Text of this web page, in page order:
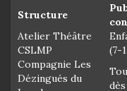
Structure
Atelier Théâtre
CSLMP
(7-
Compagnie Les
Dézingués du